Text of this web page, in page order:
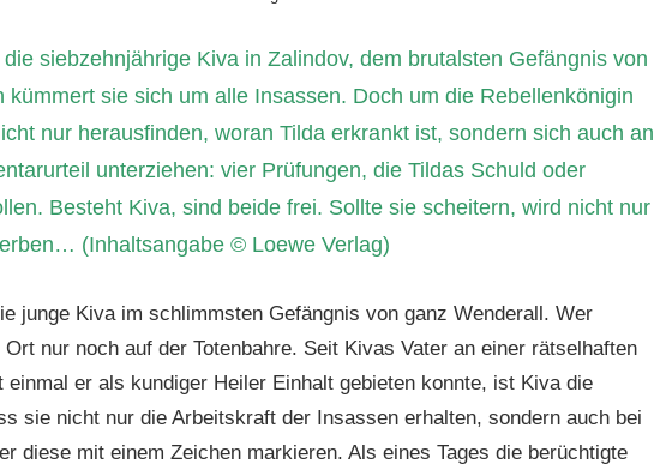
siebzehnjährige Kiva in Zalindov, dem brutalsten Gefängnis von
kümmert sie sich um alle Insassen. Doch um die Rebellenkönigin
nur herausfinden, woran Tilda erkrankt ist, sondern sich auch an
unterziehen: vier Prüfungen, die Tildas Schuld oder
Besteht Kiva, sind beide frei. Sollte sie scheitern, wird nicht nur
(Inhaltsangabe © Loewe Verlag)
junge Kiva im schlimmsten Gefängnis von ganz Wenderall. Wer
nur noch auf der Totenbahre. Seit Kivas Vater an einer rätselhaften
einmal er als kundiger Heiler Einhalt gebieten konnte, ist Kiva die
sie nicht nur die Arbeitskraft der Insassen erhalten, sondern auch bei
diese mit einem Zeichen markieren. Als eines Tages die berüchtigte